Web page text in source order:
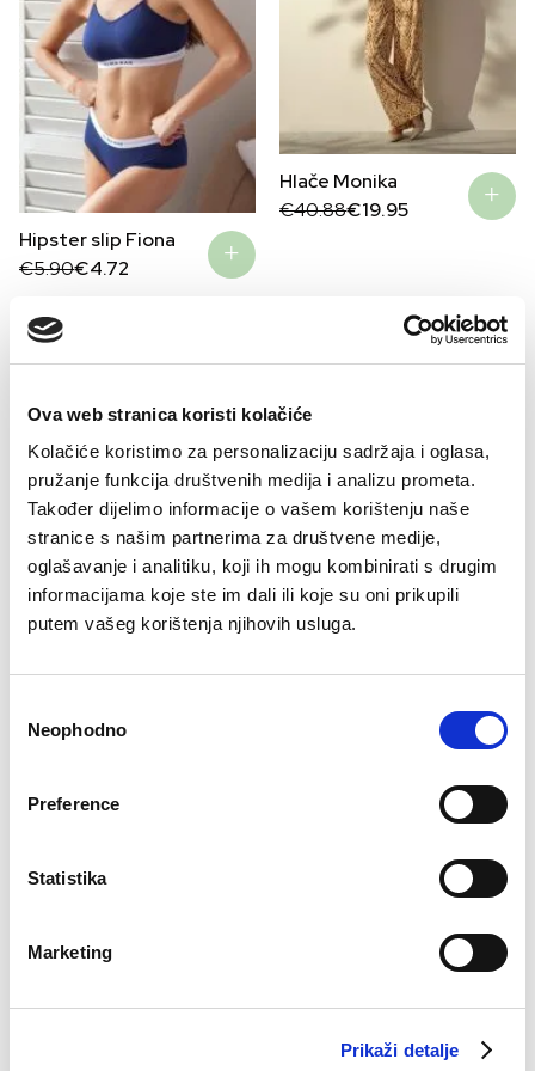
Ova web stranica koristi kolačiće
Kolačiće koristimo za personalizaciju sadržaja i oglasa,
pružanje funkcija društvenih medija i analizu prometa.
Također dijelimo informacije o vašem korištenju naše
stranice s našim partnerima za društvene medije,
oglašavanje i analitiku, koji ih mogu kombinirati s drugim
informacijama koje ste im dali ili koje su oni prikupili
putem vašeg korištenja njihovih usluga.
Selection
Neophodno
Preference
Statistika
Marketing
Prikaži detalje
Hipster slip Fiona
€5.90
Original
€5.90.
€4.72
Current
€4.72.
Hlače Monika
€40.88
Original€19.95
Current
€49.08
Original
was:
€49.08.
€33.53
Current
is:
€33.53.
€12.19